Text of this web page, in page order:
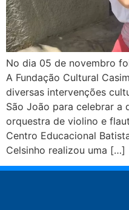
No dia 05 de novembro
A Fundação Cultural
diversas intervenções
São João para celebrar a
orquestra de violino e
Centro Educacional
Celsinho realizou uma […]